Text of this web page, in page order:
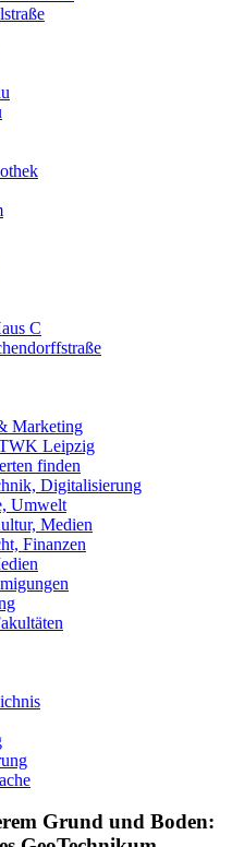
C
Marketing
Leipzig
finden
Digitalisierung
Umwelt
Medien
Finanzen
Grund und Boden: